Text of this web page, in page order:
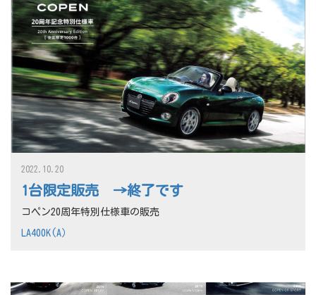
1台限定販売 →終了です
2022.10.20
コペン20周年特別仕様車の販売
LA400K(A）